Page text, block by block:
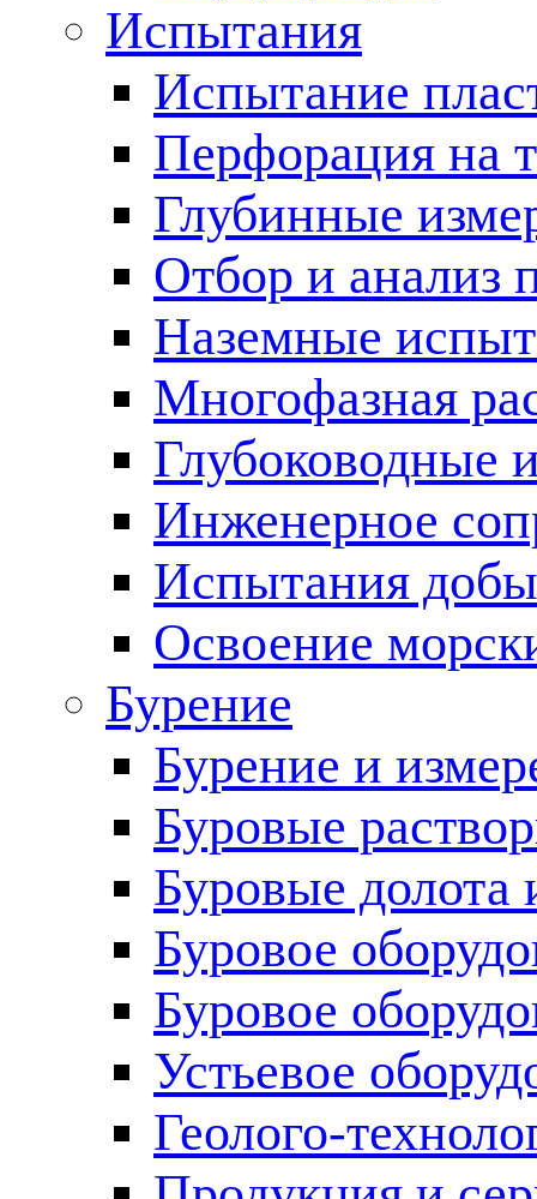
Испытания
Испытание
Перфорация на
Глубинные
Отбор и анализ
Наземные
Многофазная
Глубоководные
Инженерное
Испытания
Освоение
Бурение
Бурение и
Буровые
Буровые долота
Буровое
Буровое
Устьевое
Геолого-